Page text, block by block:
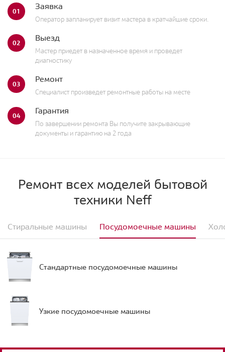
01 Заявка
Оператор запланирует визит мастера в кратчайшие сроки.
02 Выезд
Мастер приедет в назначенное время и проведет
диагностику
03 Ремонт
Специалист произведет ремонтные работы на месте
04 Гарантия
По завершении ремонта Вы получите закрывающие
документы и гарантию на 2 года
Ремонт всех моделей бытовой
техники Neff
Стиральные машины Посудомоечные машины
Стандартные посудомоечные машины
Узкие посудомоечные машины